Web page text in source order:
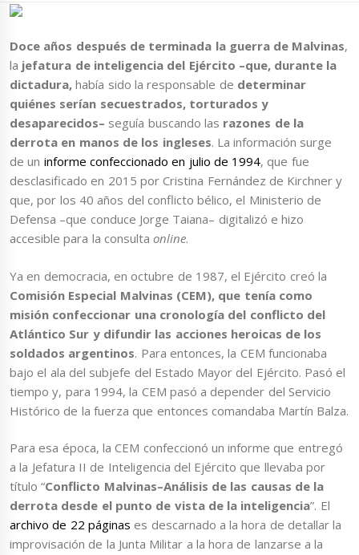
Doce años después de terminada la guerra de Malvinas,
la jefatura de inteligencia del Ejército –que, durante la
dictadura,había sido la responsable de determinar
quiénes serían secuestrados, torturados y
desaparecidos– seguía buscando las razones de la
derrota en manos de los ingleses. La información surge
de un informe confeccionado en julio de 1994, que fue
desclasificado en 2015 por Cristina Fernández de Kirchner y
que, por los 40 años del conflicto bélico, el Ministerio de
Defensa –que conduce Jorge Taiana– digitalizó e hizo
accesible para la consultaonline.
Ya en democracia, en octubre de 1987, el Ejército creó la
Comisión Especial Malvinas (CEM), que tenía como
misión confeccionar una cronología del conflicto del
Atlántico Sur y difundir las acciones heroicas de los
soldados argentinos. Para entonces, la CEM funcionaba
bajo el ala del subjefe del Estado Mayor del Ejército. Pasó el
tiempo y, para 1994, la CEM pasó a depender del Servicio
Histórico de la fuerza que entonces comandaba Martín Balza.
Para esa época, la CEM confeccionó un informe que entregó
a la Jefatura II de Inteligencia del Ejército que llevaba por
título “Conflicto Malvinas–Análisis de las causas de la
derrota desde el punto de vista de la inteligencia”. El
archivo de 22 páginas es descarnado a la hora de detallar la
improvisación de la Junta Militar a la hora de lanzarse a la